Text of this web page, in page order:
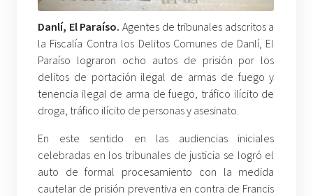
Danlí, El Paraíso. Agentes de tribunales adscritos a
la Fiscalía Contra los Delitos Comunes de Danlí, El
Paraíso lograron ocho autos de prisión por los
delitos de portación ilegal de armas de fuego y
tenencia ilegal de arma de fuego, tráfico ilícito de
droga, tráfico ilícito de personas y asesinato.
En este sentido en las audiencias iniciales
celebradas en los tribunales de justicia se logró el
auto de formal procesamiento con la medida
cautelar de prisión preventiva en contra de Francis